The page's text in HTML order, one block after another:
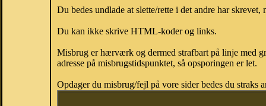
Du bedes undlade at slette/rette i det andre har
Du kan ikke skrive HTML-koder og links.
Misbrug er hærværk og dermed strafbart på linje med
adresse på misbrugstidspunktet, så opsporingen er let.
Opdager du misbrug/fejl på vore sider bedes du straks